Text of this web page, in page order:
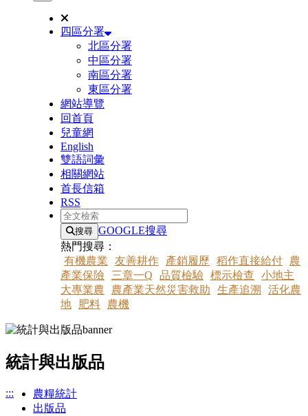
四區分署
北區分署
中區分署
南區分署
東區分署
網站導覽
回首頁
兒童網
English
雙語詞彙
相關網站
首長信箱
RSS
全文檢索
搜尋 GOOGLE搜尋
熱門搜尋：
有機農業
友善耕作 產銷履歷 稻作直接給付
農
產業保險
三章一Q 品質檢驗 標示檢查
小地主
大專業農
農產業天然災害救助 生產追溯
活化農
地
肥料 農機
統計與出版品
:::
農糧統計
出版品